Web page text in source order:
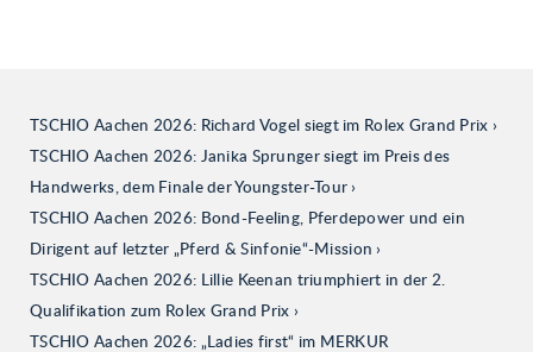
TSCHIO Aachen 2026: Richard Vogel siegt im Rolex Grand Prix
TSCHIO Aachen 2026: Janika Sprunger siegt im Preis des
Handwerks, dem Finale der Youngster-Tour
TSCHIO Aachen 2026: Bond-Feeling, Pferdepower und ein
Dirigent auf letzter „Pferd & Sinfonie“-Mission
TSCHIO Aachen 2026: Lillie Keenan triumphiert in der 2.
Qualifikation zum Rolex Grand Prix
TSCHIO Aachen 2026: „Ladies first“ im MERKUR